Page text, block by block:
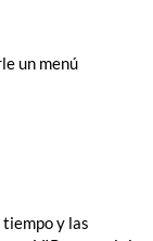
un menú
tiempo y las